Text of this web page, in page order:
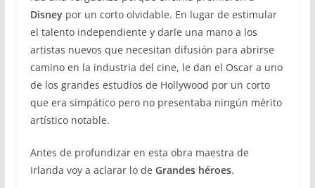
Disneypor un corto olvidable. En lugar de estimular
el talento independiente y darle una mano a los
artistas nuevos que necesitan difusión para abrirse
camino en la industria del cine, le dan el Oscar a uno
de los grandes estudios de Hollywood por un corto
que era simpático pero no presentaba ningún mérito
artístico notable.
Antes de profundizar en esta obra maestra de
Irlanda voy a aclarar lo de Grandes héroes.